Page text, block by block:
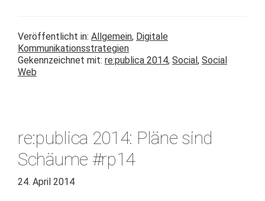
Veröffentlicht in: Allgemein, Digitale
Kommunikationsstrategien
Gekennzeichnet mit: re:publica 2014, Social , Social
Web
re:publica 2014: Pläne sind
Schäume #rp14
24. April 2014